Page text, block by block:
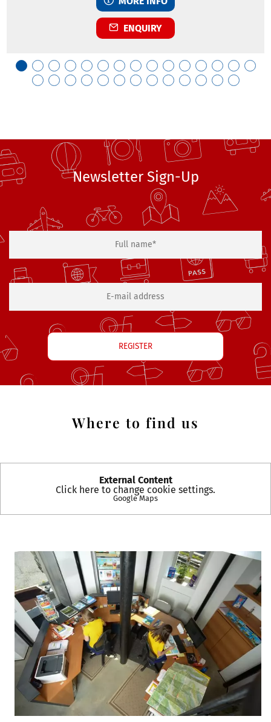
urwüchsiges Wandergebiet durch Wald und Wiesen.
ENQUIRY
Newsletter Sign-Up
Where to find us
External Content
Click here to change cookie settings.
Google Maps